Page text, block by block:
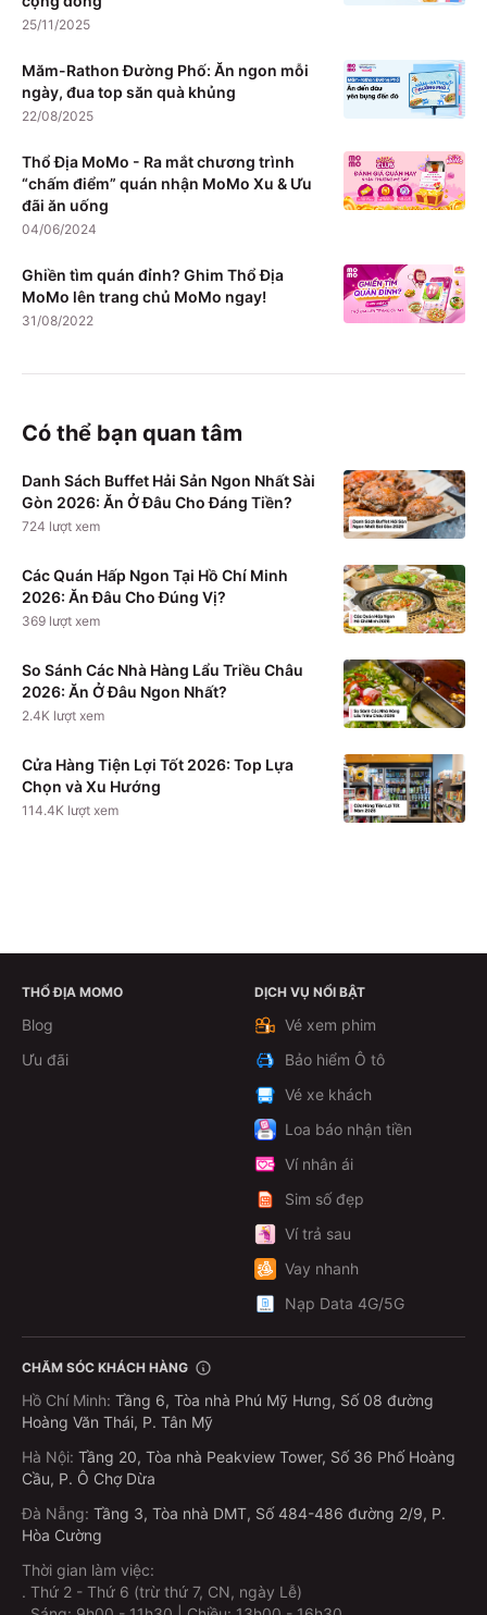
25/11/2025
Măm-Rathon Đường Phố: Ăn ngon mỗi
ngày, đua top săn quà khủng
22/08/2025
Thổ Địa MoMo - Ra mắt chương trình
“chấm điểm” quán nhận MoMo Xu & Ưu
đãi ăn uống
04/06/2024
Ghiền tìm quán đỉnh? Ghim Thổ Địa
MoMo lên trang chủ MoMo ngay!
31/08/2022
Có thể bạn quan tâm
Danh Sách Buffet Hải Sản Ngon Nhất Sài
Gòn 2026: Ăn Ở Đâu Cho Đáng Tiền?
724 lượt xem
Các Quán Hấp Ngon Tại Hồ Chí Minh
2026: Ăn Đâu Cho Đúng Vị?
369 lượt xem
So Sánh Các Nhà Hàng Lẩu Triều Châu
2026: Ăn Ở Đâu Ngon Nhất?
2.4K lượt xem
Cửa Hàng Tiện Lợi Tốt 2026: Top Lựa
Chọn và Xu Hướng
114.4K lượt xem
Xem chi tiết
THỔ ĐỊA MOMO
Blog
Ưu đãi
DỊCH VỤ NỔI BẬT
Vé xem phim
Bảo hiểm Ô tô
Vé xe khách
Loa báo nhận tiền
Ví nhân ái
Sim số đẹp
Ví trả sau
Vay nhanh
Nạp Data 4G/5G
CHĂM SÓC KHÁCH HÀNG
Hồ Chí Minh: Tầng 6, Tòa nhà Phú Mỹ Hưng, Số 08 đường
Hoàng Văn Thái, P. Tân Mỹ
Hà Nội: Tầng 20, Tòa nhà Peakview Tower, Số 36 Phố Hoàng
Cầu, P. Ô Chợ Dừa
Đà Nẵng: Tầng 3, Tòa nhà DMT, Số 484-486 đường 2/9, P.
Hòa Cường
Thời gian làm việc:
. Thứ 2 - Thứ 6 (trừ thứ 7, CN, ngày Lễ)